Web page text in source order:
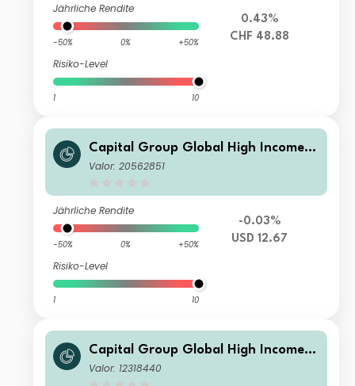
Jährliche Rendite
-50% 0% +50%
Risiko-Level
1 10
0.43%
CHF 48.88
Capital Group Global High Income
Opportunities (LUX) Bgd
Valor: 20562851
Jährliche Rendite
-50% 0% +50%
Risiko-Level
1 10
-0.03%
USD 12.67
Capital Group Global High Income
Opportunities (LUX) Bh-GBP
Valor: 12318440